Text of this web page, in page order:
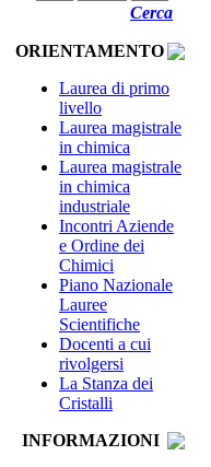
Cerca
ORIENTAMENTO
Laurea di primo
livello
Laurea magistrale
in chimica
Laurea magistrale
in chimica
industriale
Incontri Aziende
e Ordine dei
Chimici
Piano Nazionale
Lauree
Scientifiche
Docenti a cui
rivolgersi
La Stanza dei
Cristalli
INFORMAZIONI